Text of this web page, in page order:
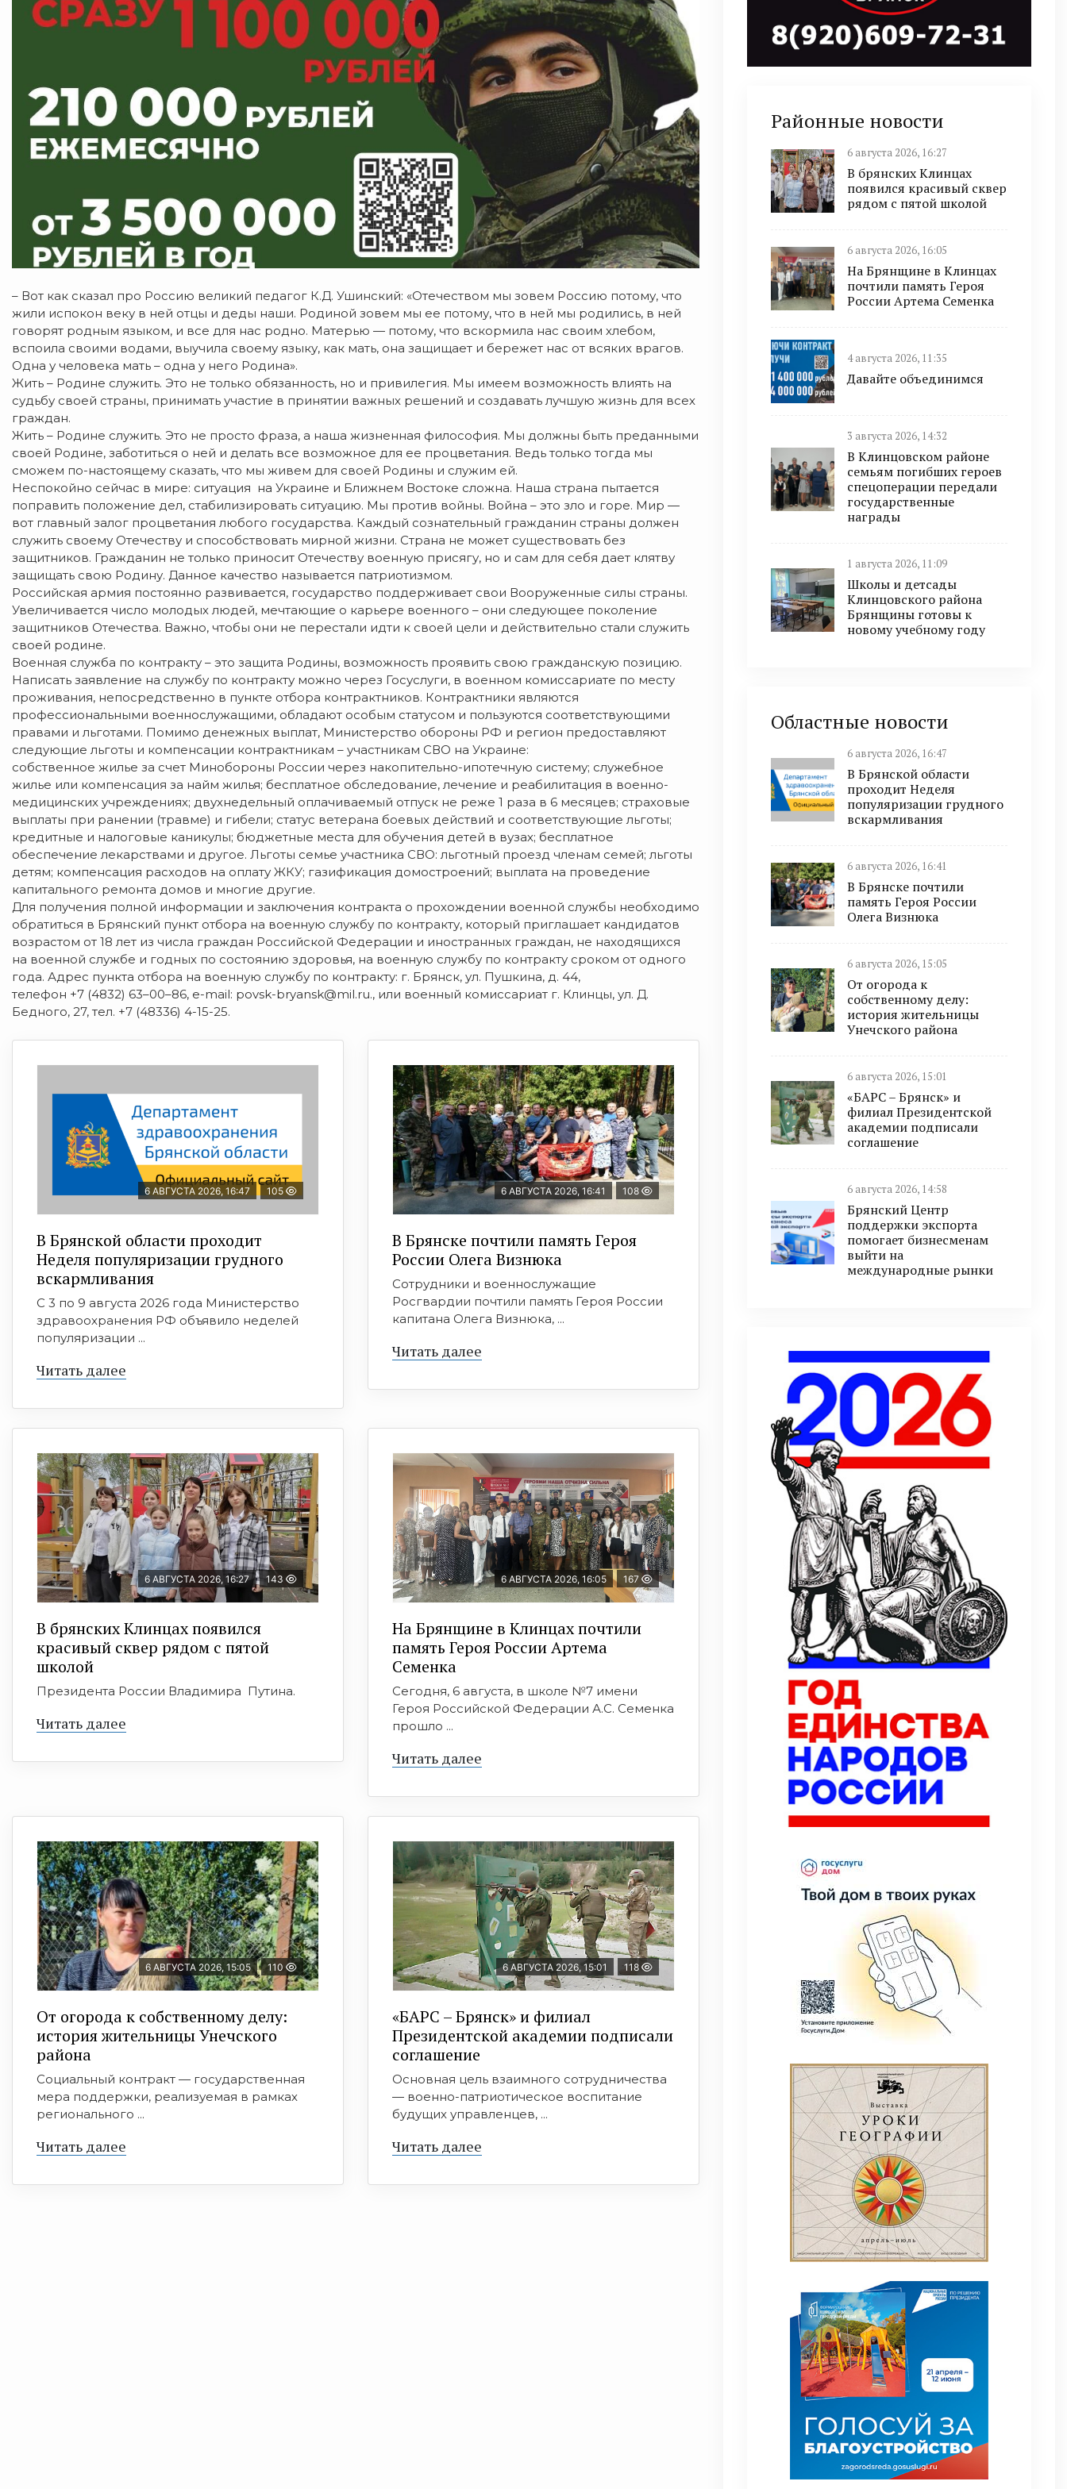
– Вот как сказал про Россию великий педагог К.Д. Ушинский: «Отечеством мы зовем Россию потому, что
жили испокон веку в ней отцы и деды наши. Родиной зовем мы ее потому, что в ней мы родились, в ней
говорят родным языком, и все для нас родно. Матерью — потому, что вскормила нас своим хлебом,
вспоила своими водами, выучила своему языку, как мать, она защищает и бережет нас от всяких врагов.
Одна у человека мать – одна у него Родина».
Жить – Родине служить. Это не только обязанность, но и привилегия. Мы имеем возможность влиять на
судьбу своей страны, принимать участие в принятии важных решений и создавать лучшую жизнь для всех
граждан.
Жить – Родине служить. Это не просто фраза, а наша жизненная философия. Мы должны быть преданными
своей Родине, заботиться о ней и делать все возможное для ее процветания. Ведь только тогда мы
сможем по-настоящему сказать, что мы живем для своей Родины и служим ей.
Неспокойно сейчас в мире: ситуация на Украине и Ближнем Востоке сложна. Наша страна пытается
поправить положение дел, стабилизировать ситуацию. Мы против войны. Война – это зло и горе. Мир —
вот главный залог процветания любого государства. Каждый сознательный гражданин страны должен
служить своему Отечеству и способствовать мирной жизни. Страна не может существовать без
защитников. Гражданин не только приносит Отечеству военную присягу, но и сам для себя дает клятву
защищать свою Родину. Данное качество называется патриотизмом.
Российская армия постоянно развивается, государство поддерживает свои Вооруженные силы страны.
Увеличивается число молодых людей, мечтающие о карьере военного – они следующее поколение
защитников Отечества. Важно, чтобы они не перестали идти к своей цели и действительно стали служить
своей родине.
Военная служба по контракту – это защита Родины, возможность проявить свою гражданскую позицию.
Написать заявление на службу по контракту можно через Госуслуги, в военном комиссариате по месту
проживания, непосредственно в пункте отбора контрактников. Контрактники являются
профессиональными военнослужащими, обладают особым статусом и пользуются соответствующими
правами и льготами. Помимо денежных выплат, Министерство обороны РФ и регион предоставляют
следующие льготы и компенсации контрактникам – участникам СВО на Украине:
собственное жилье за счет Минобороны России через накопительно-ипотечную систему; служебное
жилье или компенсация за найм жилья; бесплатное обследование, лечение и реабилитация в военно-
медицинских учреждениях; двухнедельный оплачиваемый отпуск не реже 1 раза в 6 месяцев; страховые
выплаты при ранении (травме) и гибели; статус ветерана боевых действий и соответствующие льготы;
кредитные и налоговые каникулы; бюджетные места для обучения детей в вузах; бесплатное
обеспечение лекарствами и другое. Льготы семье участника СВО: льготный проезд членам семей; льготы
детям; компенсация расходов на оплату ЖКУ; газификация домостроений; выплата на проведение
капитального ремонта домов и многие другие.
Для получения полной информации и заключения контракта о прохождении военной службы необходимо
обратиться в Брянский пункт отбора на военную службу по контракту, который приглашает кандидатов
возрастом от 18 лет из числа граждан Российской Федерации и иностранных граждан, не находящихся
на военной службе и годных по состоянию здоровья, на военную службу по контракту сроком от одного
года. Адрес пункта отбора на военную службу по контракту: г. Брянск, ул. Пушкина, д. 44,
телефон +7 (4832) 63–00–86, e-mail: povsk-bryansk@mil.ru., или военный комиссариат г. Клинцы, ул. Д.
Бедного, 27, тел. +7 (48336) 4-15-25.
6 АВГУСТА 2026, 16:47 105
В Брянской области проходит
Неделя популяризации грудного
вскармливания
С 3 по 9 августа 2026 года Министерство
здравоохранения РФ объявило неделей
популяризации ...
Читать далее
6 АВГУСТА 2026, 16:41 108
В Брянске почтили память Героя
России Олега Визнюка
Сотрудники и военнослужащие
Росгвардии почтили память Героя России
капитана Олега Визнюка, ...
Читать далее
6 АВГУСТА 2026, 16:27 143
В брянских Клинцах появился
красивый сквер рядом с пятой
школой
Президента России Владимира Путина.
Читать далее
6 АВГУСТА 2026, 16:05 167
На Брянщине в Клинцах почтили
память Героя России Артема
Семенка
Сегодня, 6 августа, в школе №7 имени
Героя Российской Федерации А.С. Семенка
прошло ...
Читать далее
6 АВГУСТА 2026, 15:05 110
От огорода к собственному делу:
история жительницы Унечского
района
Социальный контракт — государственная
мера поддержки, реализуемая в рамках
регионального ...
Читать далее
6 АВГУСТА 2026, 15:01 118
«БАРС – Брянск» и филиал
Президентской академии подписали
соглашение
Основная цель взаимного сотрудничества
— военно-патриотическое воспитание
будущих управленцев, ...
Читать далее
Районные новости
6 августа 2026, 16:27
В брянских Клинцах
появился красивый сквер
рядом с пятой школой
6 августа 2026, 16:05
На Брянщине в Клинцах
почтили память Героя
России Артема Семенка
4 августа 2026, 11:35
Давайте объединимся
3 августа 2026, 14:32
В Клинцовском районе
семьям погибших героев
спецоперации передали
государственные
награды
1 августа 2026, 11:09
Школы и детсады
Клинцовского района
Брянщины готовы к
новому учебному году
Областные новости
6 августа 2026, 16:47
В Брянской области
проходит Неделя
популяризации грудного
вскармливания
6 августа 2026, 16:41
В Брянске почтили
память Героя России
Олега Визнюка
6 августа 2026, 15:05
От огорода к
собственному делу:
история жительницы
Унечского района
6 августа 2026, 15:01
«БАРС – Брянск» и
филиал Президентской
академии подписали
соглашение
6 августа 2026, 14:58
Брянский Центр
поддержки экспорта
помогает бизнесменам
выйти на
международные рынки